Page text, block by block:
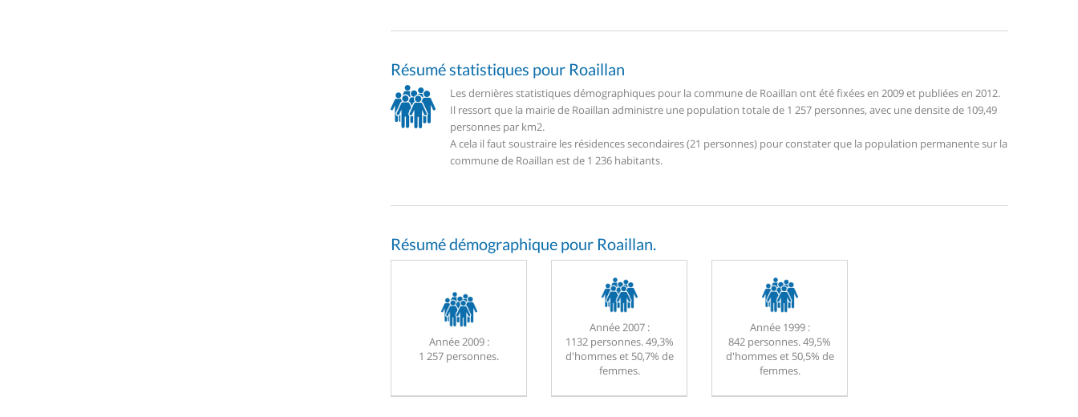
Résumé statistiques pour Roaillan
Les dernières statistiques démographiques pour la commune de Roaillan ont été fixées en 2009 et publiées en 2012.
Il ressort que la mairie de Roaillan administre une population totale de 1 257 personnes, avec une densite de 109,49
personnes par km2.
A cela il faut soustraire les résidences secondaires (21 personnes) pour constater que la population permanente sur la
commune de Roaillan est de 1 236 habitants.
Résumé démographique pour Roaillan.
Année 2009 :
1 257 personnes.
Année 2007 :
1132 personnes. 49,3%
d'hommes et 50,7% de
femmes.
Année 1999 :
842 personnes. 49,5%
d'hommes et 50,5% de
femmes.